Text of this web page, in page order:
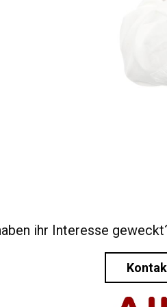
ihr Interesse
Kontak